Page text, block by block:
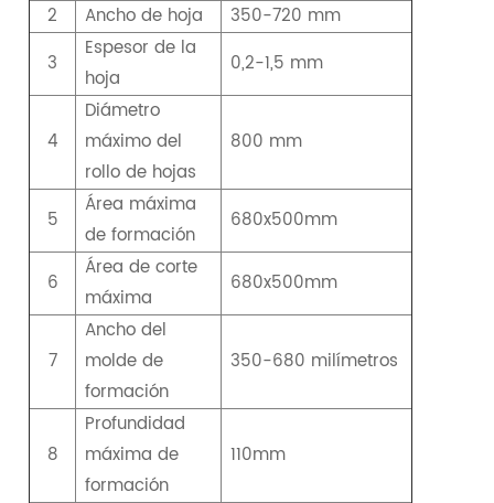
2
Ancho de hoja
350-720 mm
3
Espesor de la
hoja
0,2-1,5 mm
4
Diámetro
máximo del
rollo de hojas
800 mm
5
Área máxima
de formación
680x500mm
6
Área de corte
máxima
680x500mm
7
Ancho del
molde de
formación
350-680 milímetros
8
Profundidad
máxima de
formación
110mm